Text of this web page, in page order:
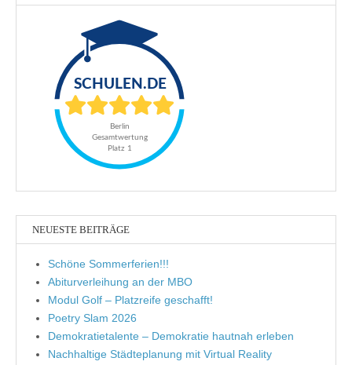
NEUESTE BEITRÄGE
Schöne Sommerferien!!!
Abiturverleihung an der MBO
Modul Golf – Platzreife geschafft!
Poetry Slam 2026
Demokratietalente – Demokratie hautnah erleben
Nachhaltige Städteplanung mit Virtual Reality